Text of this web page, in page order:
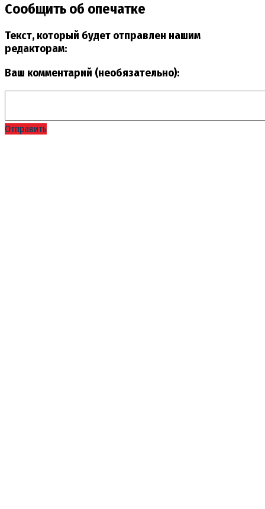
Сообщить об опечатке
Текст, который будет отправлен нашим
редакторам:
Ваш комментарий (необязательно):
Отправить